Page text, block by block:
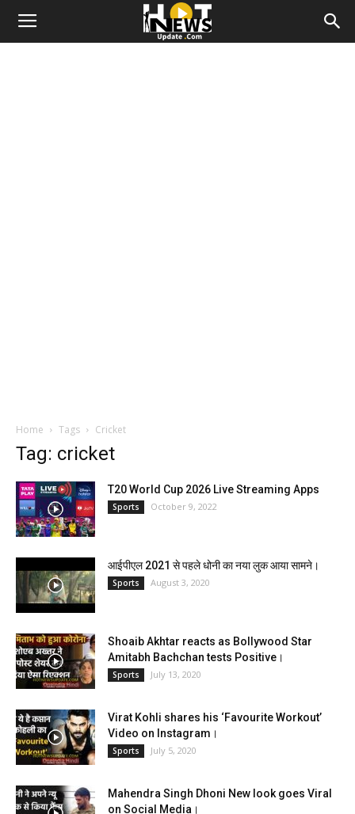
Home Tags Cricket
Tag: cricket
T20 World Cup 2026 Live Streaming Apps
Sports October 9, 2022
आईपीएल 2021 से पहले धोनी का नया लुक आया सामने।
Sports August 3, 2020
Shoaib Akhtar reacts as Bollywood Star
Amitabh Bachchan tests Positive।
Sports July 13, 2020
Virat Kohli shares his ‘Favourite Workout’
Video on Instagram।
Sports July 5, 2020
Mahendra Singh Dhoni New look goes Viral
on Social Media।